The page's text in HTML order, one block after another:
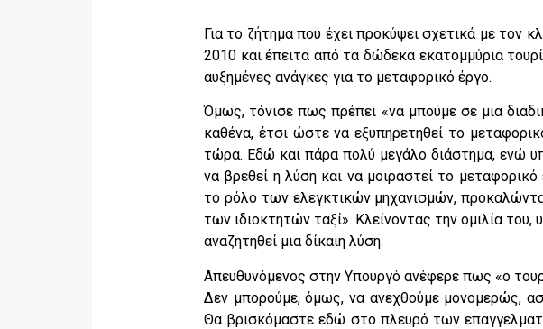
Για το ζήτημα που έχει προκύψει σχετικά με τον
2010 και έπειτα από τα δώδεκα εκατομμύρια
αυξημένες ανάγκες για το μεταφορικό έργο.
Όμως, τόνισε πως πρέπει «να μπούμε σε μια
καθένα, έτσι ώστε να εξυπηρετηθεί το
τώρα. Εδώ και πάρα πολύ μεγάλο διάστημα, ενώ
να βρεθεί η λύση και να μοιραστεί το
το ρόλο των ελεγκτικών μηχανισμών,
των ιδιοκτητών ταξί». Κλείνοντας την ομιλία
αναζητηθεί μια δίκαιη λύση.
Απευθυνόμενος στην Υπουργό ανέφερε πως «ο
Δεν μπορούμε, όμως, να ανεχθούμε μονομερώς,
Θα βρισκόμαστε εδώ στο πλευρό των